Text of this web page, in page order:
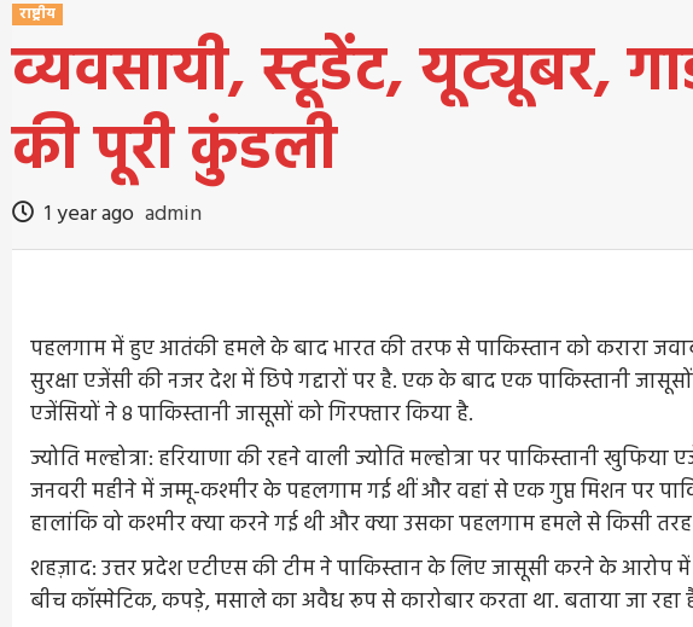
राष्ट्रीय
व्यवसायी, स्टूडेंट, यूट्यूबर,
की पूरी कुंडली
1 year ago admin
पहलगाम में हुए आतंकी हमले के बाद भारत की तरफ से पाकिस्तान को करारा
सुरक्षा एजेंसी की नजर देश में छिपे गद्दारों पर है. एक के बाद एक पाकिस्तानी
एजेंसियों ने 8 पाकिस्तानी जासूसों को गिरफ्तार किया है.
ज्योति मल्होत्रा: हरियाणा की रहने वाली ज्योति मल्होत्रा पर पाकिस्तानी
जनवरी महीने में जम्मू-कश्मीर के पहलगाम गई थीं और वहां से एक गुप्त मिशन पर
हालांकि वो कश्मीर क्या करने गई थी और क्या उसका पहलगाम हमले से किसी
शहज़ाद: उत्तर प्रदेश एटीएस की टीम ने पाकिस्तान के लिए जासूसी करने के आरोप
बीच कॉस्मेटिक, कपड़े, मसाले का अवैध रूप से कारोबार करता था. बताया जा